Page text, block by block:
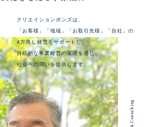
クリエイションボンズは、
「お客様」「地域」「お取引先様」「自社」の
4方良し経営をサポートし
持続的な事業経営の実現を通じ
社会への潤いを提供します。